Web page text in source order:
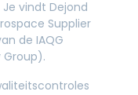
vindt Dejond
Supplier
de IAQG